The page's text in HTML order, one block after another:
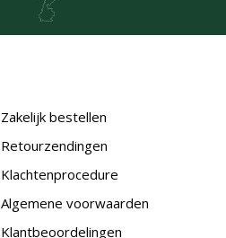
Zakelijk bestellen
Retourzendingen
Klachtenprocedure
Algemene voorwaarden
Klantbeoordelingen